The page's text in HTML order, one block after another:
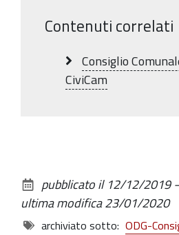
Contenuti correlati
Consiglio
CiviCam
documento
pubblicato il 12/12/2019
ultima modifica23/01/2020
archiviato sotto: ODG-